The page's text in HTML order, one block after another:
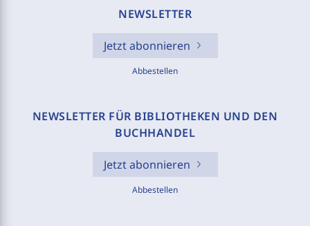
NEWSLETTER
Jetzt abonnieren
Abbestellen
NEWSLETTER FÜR BIBLIOTHEKEN UND DEN
BUCHHANDEL
Jetzt abonnieren
Abbestellen